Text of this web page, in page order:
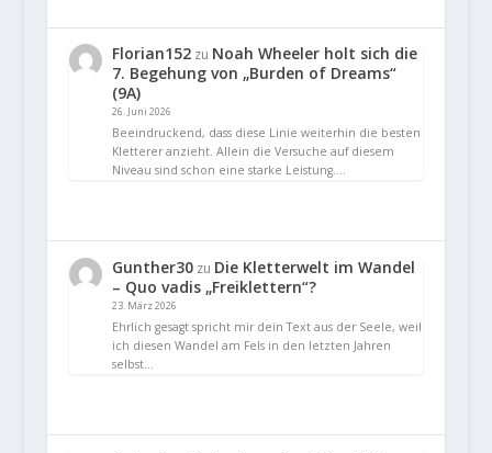
Florian152zu Noah Wheeler holt sich die
7. Begehung von „Burden of Dreams“
(9A)
26. Juni 2026
Beeindruckend, dass diese Linie weiterhin die besten
Kletterer anzieht. Allein die Versuche auf diesem
Niveau sind schon eine starke Leistung.…
Gunther30zu Die Kletterwelt im Wandel
– Quo vadis „Freiklettern“?
23. März 2026
Ehrlich gesagt spricht mir dein Text aus der Seele, weil
ich diesen Wandel am Fels in den letzten Jahren
selbst…